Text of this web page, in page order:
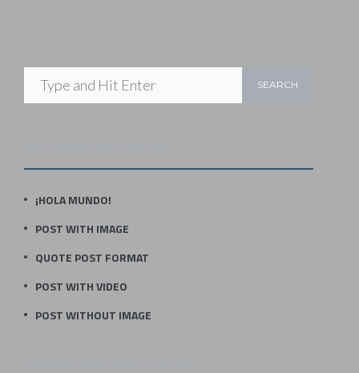
¡HOLA MUNDO!
POST WITH IMAGE
QUOTE POST FORMAT
POST WITH VIDEO
POST WITHOUT IMAGE